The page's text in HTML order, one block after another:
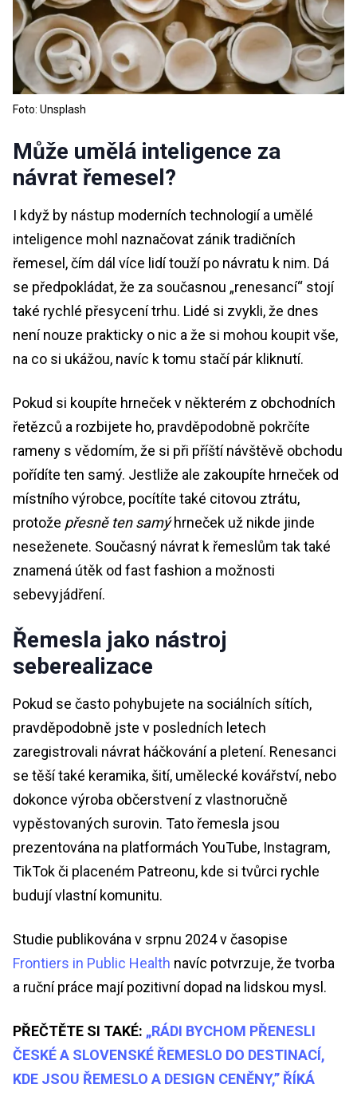
Foto: Unsplash
Může umělá inteligence za
návrat řemesel?
I když by nástup moderních technologií a umělé
inteligence mohl naznačovat zánik tradičních
řemesel, čím dál více lidí touží po návratu k nim. Dá
se předpokládat, že za současnou „renesancí“ stojí
také rychlé přesycení trhu. Lidé si zvykli, že dnes
není nouze prakticky o nic a že si mohou koupit vše,
na co si ukážou, navíc k tomu stačí pár kliknutí.
Pokud si koupíte hrneček v některém z obchodních
řetězců a rozbijete ho, pravděpodobně pokrčíte
rameny s vědomím, že si při příští návštěvě obchodu
pořídíte ten samý. Jestliže ale zakoupíte hrneček od
místního výrobce, pocítíte také citovou ztrátu,
protože přesně ten samýhrneček už nikde jinde
neseženete. Současný návrat k řemeslům tak také
znamená útěk od fast fashion a možnosti
sebevyjádření.
Řemesla jako nástroj
seberealizace
Pokud se často pohybujete na sociálních sítích,
pravděpodobně jste v posledních letech
zaregistrovali návrat háčkování a pletení. Renesanci
se těší také keramika, šití, umělecké kovářství, nebo
dokonce výroba občerstvení z vlastnoručně
vypěstovaných surovin. Tato řemesla jsou
prezentována na platformách YouTube, Instagram,
TikTok či placeném Patreonu, kde si tvůrci rychle
budují vlastní komunitu.
Studie publikována v srpnu 2024 v časopise
Frontiers in Public Health navíc potvrzuje, že tvorba
a ruční práce mají pozitivní dopad na lidskou mysl.
PŘEČTĚTE SI TAKÉ: „RÁDI BYCHOM PŘENESLI
ČESKÉ A SLOVENSKÉ ŘEMESLO DO DESTINACÍ,
KDE JSOU ŘEMESLO A DESIGN CENĚNY,” ŘÍKÁ